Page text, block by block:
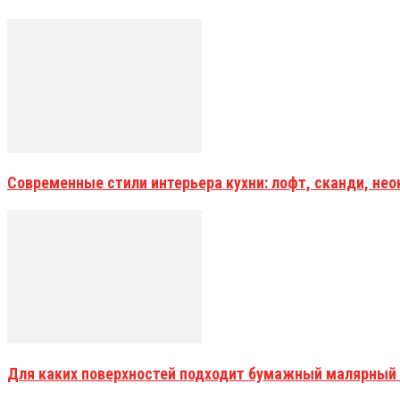
Современные стили интерьера кухни: лофт, сканди,
Для каких поверхностей подходит бумажный малярный